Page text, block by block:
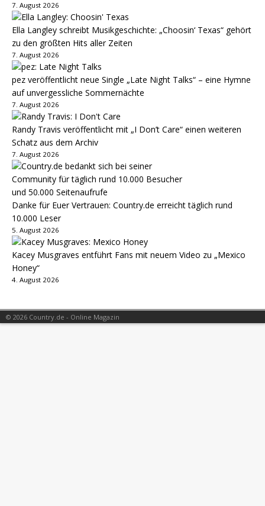
7. August 2026
Ella Langley schreibt Musikgeschichte: „Choosin‘ Texas“ gehört
zu den größten Hits aller Zeiten
7. August 2026
pez veröffentlicht neue Single „Late Night Talks“ – eine Hymne
auf unvergessliche Sommernächte
7. August 2026
Randy Travis veröffentlicht mit „I Don’t Care“ einen weiteren
Schatz aus dem Archiv
7. August 2026
Danke für Euer Vertrauen: Country.de erreicht täglich rund
10.000 Leser
5. August 2026
Kacey Musgraves entführt Fans mit neuem Video zu „Mexico
Honey“
4. August 2026
© 2026 Country.de - Online Magazin